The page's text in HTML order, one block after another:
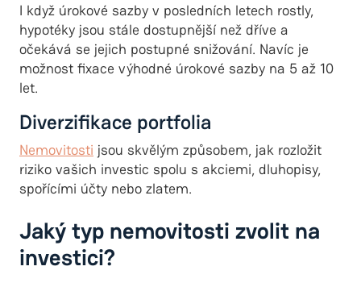
I když úrokové sazby v posledních letech rostly,
hypotéky jsou stále dostupnější než dříve a
očekává se jejich postupné snižování. Navíc je
možnost fixace výhodné úrokové sazby na 5 až 10
let.
Diverzifikace portfolia
Nemovitosti jsou skvělým způsobem, jak rozložit
riziko vašich investic spolu s akciemi, dluhopisy,
spořícími účty nebo zlatem.
Jaký typ nemovitosti zvolit na
investici?